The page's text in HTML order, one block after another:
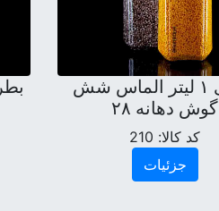
بطری ۱ لیتر الماس شش
گوش دهانه ۲۸
کد کالا: 210
جزئیات